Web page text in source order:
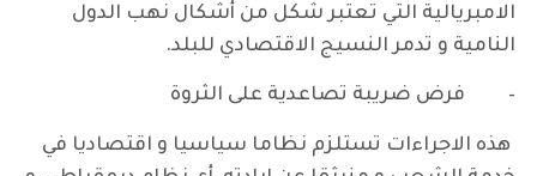
الامبريالية التي تعتبر شكل من أشكال نهب الدول
النامية و تدمر النسيج الاقتصادي للبلد.
– فرض ضريبة تصاعدية على الثروة
هذه الاجراءات تستلزم نظاما سياسيا و اقتصاديا في